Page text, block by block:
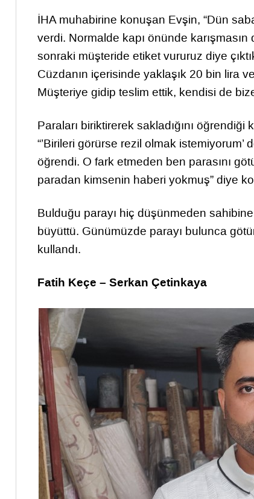
İHA muhabirine konuşan Evşin, “Dün
verdi. Normalde kapı önünde
sonraki müşteride etiket vururuz diye
Cüzdanın içerisinde yaklaşık 20 bin lira
Müşteriye gidip teslim ettik, kendisi de
Paraları biriktirerek sakladığını
“’Birileri görürse rezil olmak
öğrendi. O fark etmeden ben parasını
paradan kimsenin haberi yokmuş” diye
Bulduğu parayı hiç düşünmeden
büyüttü. Günümüzde parayı bulunca
kullandı.
Fatih Keçe – Serkan Çetinkaya